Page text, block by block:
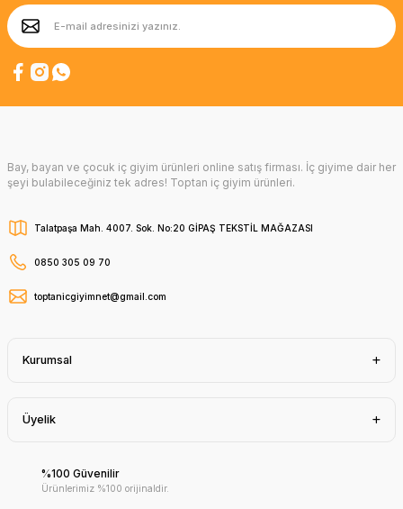
Bay, bayan ve çocuk iç giyim ürünleri online satış firması. İç giyime dair her
şeyi bulabileceğiniz tek adres! Toptan iç giyim ürünleri.
Talatpaşa Mah. 4007. Sok. No:20 GİPAŞ TEKSTİL MAĞAZASI
0850 305 09 70
toptanicgiyimnet@gmail.com
Kurumsal
Üyelik
%100 Güvenilir
Ürünlerimiz %100 orijinaldir.